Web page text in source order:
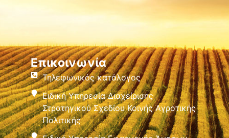
Επικοινωνία
Τηλεφωνικός κατάλογος
Ειδική Υπηρεσία Διαχείρισης
Στρατηγικού Σχεδίου Κοινής Αγροτικής
Πολιτικής